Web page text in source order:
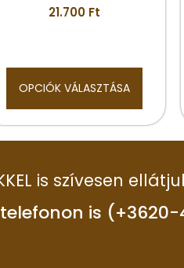
21.700 Ft
OPCIÓK VÁLASZTÁSA
is szívesen
is (+3620-